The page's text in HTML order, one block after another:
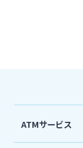
ATMサービス